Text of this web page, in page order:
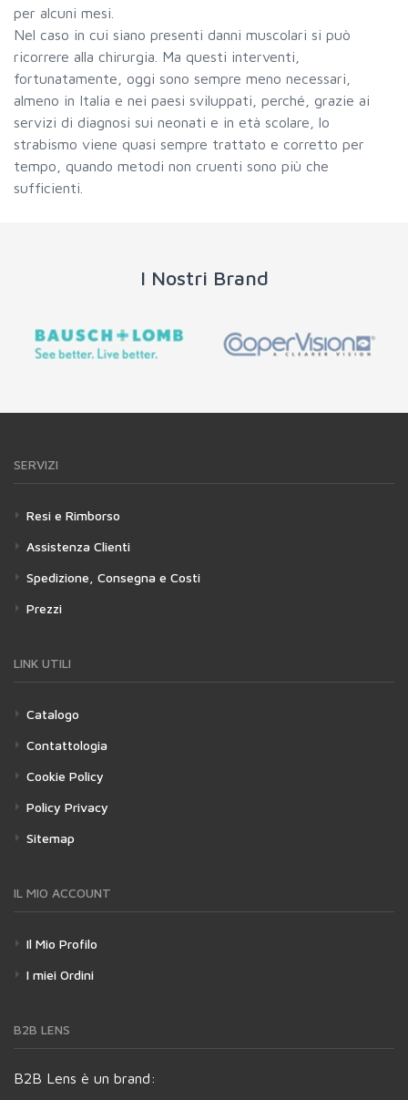
per alcuni mesi.
Nel caso in cui siano presenti danni muscolari si può
ricorrere alla chirurgia. Ma questi interventi,
fortunatamente, oggi sono sempre meno necessari,
almeno in Italia e nei paesi sviluppati, perché, grazie ai
servizi di diagnosi sui neonati e in età scolare, lo
strabismo viene quasi sempre trattato e corretto per
tempo, quando metodi non cruenti sono più che
sufficienti.
I Nostri Brand
SERVIZI
Resi e Rimborso
Assistenza Clienti
Spedizione, Consegna e Costi
Prezzi
LINK UTILI
Catalogo
Contattologia
Cookie Policy
Policy Privacy
Sitemap
IL MIO ACCOUNT
Il Mio Profilo
I miei Ordini
B2B LENS
B2B Lens è un brand: